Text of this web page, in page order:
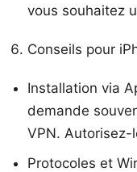
vous souhaitez
Conseils pour
Installation via
demande
VPN. Autorisez-
Protocoles et